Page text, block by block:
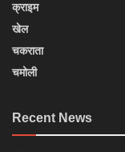
क्राइम
खेल
चकराता
चमोली
Recent News